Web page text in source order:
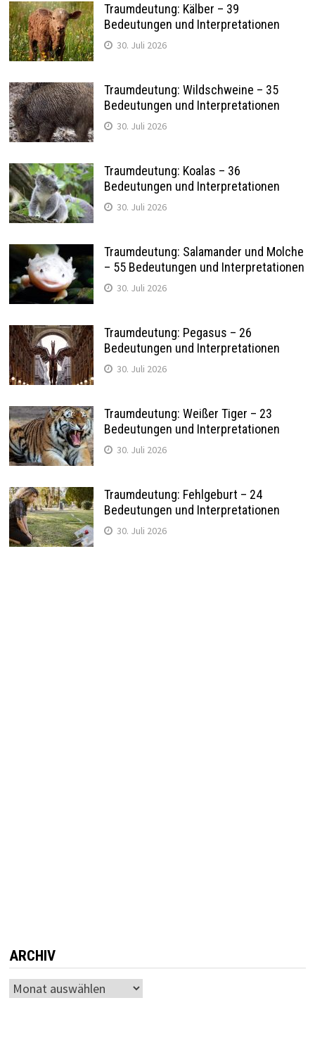
Traumdeutung: Kälber – 39
Bedeutungen und Interpretationen
30. Juli 2026
Traumdeutung: Wildschweine – 35
Bedeutungen und Interpretationen
30. Juli 2026
Traumdeutung: Koalas – 36
Bedeutungen und Interpretationen
30. Juli 2026
Traumdeutung: Salamander und Molche
– 55 Bedeutungen und Interpretationen
30. Juli 2026
Traumdeutung: Pegasus – 26
Bedeutungen und Interpretationen
30. Juli 2026
Traumdeutung: Weißer Tiger – 23
Bedeutungen und Interpretationen
30. Juli 2026
Traumdeutung: Fehlgeburt – 24
Bedeutungen und Interpretationen
30. Juli 2026
ARCHIV
Archiv